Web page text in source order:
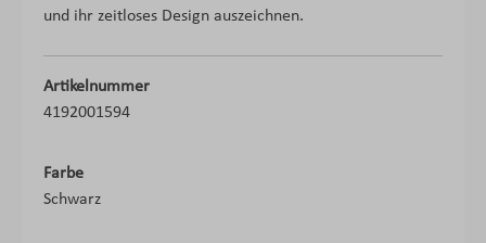
und ihr zeitloses Design auszeichnen.
Artikelnummer
4192001594
Farbe
Schwarz